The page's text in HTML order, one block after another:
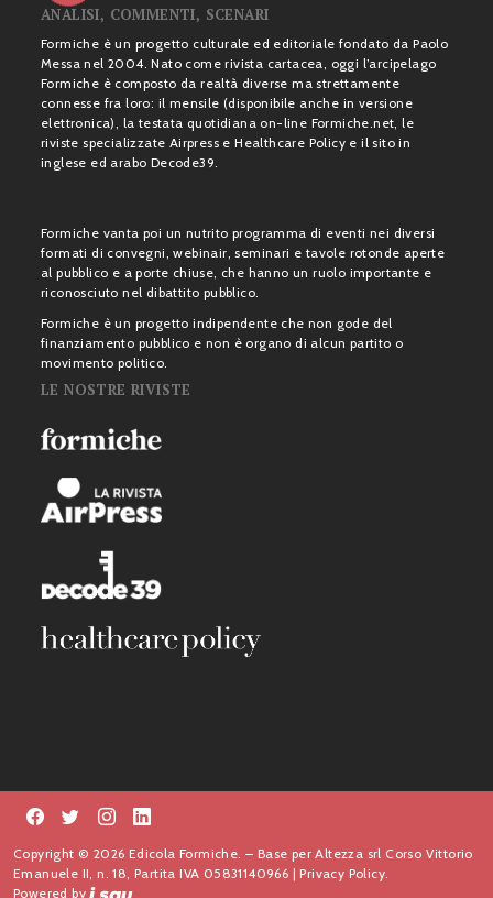
ANALISI, COMMENTI, SCENARI
Formiche è un progetto culturale ed editoriale fondato da Paolo
Messa nel 2004. Nato come rivista cartacea, oggi l’arcipelago
Formiche è composto da realtà diverse ma strettamente
connesse fra loro: il mensile (disponibile anche in versione
elettronica), la testata quotidiana on-line Formiche.net, le
riviste specializzate Airpress e Healthcare Policy e il sito in
inglese ed arabo Decode39.
Formiche vanta poi un nutrito programma di eventi nei diversi
formati di convegni, webinair, seminari e tavole rotonde aperte
al pubblico e a porte chiuse, che hanno un ruolo importante e
riconosciuto nel dibattito pubblico.
Formiche è un progetto indipendente che non gode del
finanziamento pubblico e non è organo di alcun partito o
movimento politico.
LE NOSTRE RIVISTE
Copyright © 2026 Edicola Formiche. – Base per Altezza srl Corso Vittorio
Emanuele II, n. 18, Partita IVA 05831140966 |Privacy Policy.
Powered by